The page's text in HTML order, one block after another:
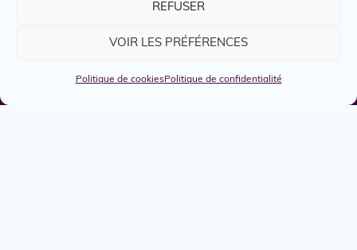
REFUSER
VOIR LES PRÉFÉRENCES
Politique de cookiesPolitique de confidentialité